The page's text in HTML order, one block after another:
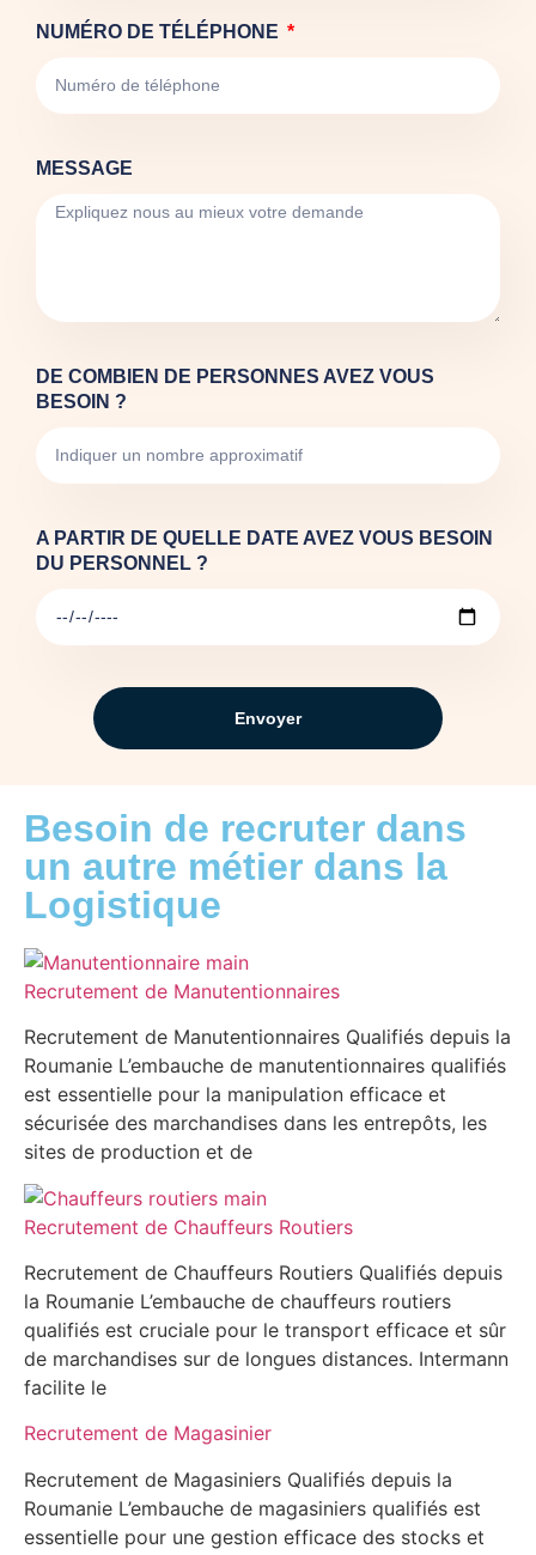
NUMÉRO DE TÉLÉPHONE
MESSAGE
DE COMBIEN DE PERSONNES AVEZ VOUS
BESOIN ?
A PARTIR DE QUELLE DATE AVEZ VOUS BESOIN
DU PERSONNEL ?
Envoyer
Besoin de recruter dans
un autre métier dans la
Logistique
Recrutement de Manutentionnaires
Recrutement de Manutentionnaires Qualifiés depuis la
Roumanie L’embauche de manutentionnaires qualifiés
est essentielle pour la manipulation efficace et
sécurisée des marchandises dans les entrepôts, les
sites de production et de
Recrutement de Chauffeurs Routiers
Recrutement de Chauffeurs Routiers Qualifiés depuis
la Roumanie L’embauche de chauffeurs routiers
qualifiés est cruciale pour le transport efficace et sûr
de marchandises sur de longues distances. Intermann
facilite le
Recrutement de Magasinier
Recrutement de Magasiniers Qualifiés depuis la
Roumanie L’embauche de magasiniers qualifiés est
essentielle pour une gestion efficace des stocks et